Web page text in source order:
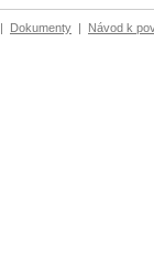
| Dokumenty | Návod k